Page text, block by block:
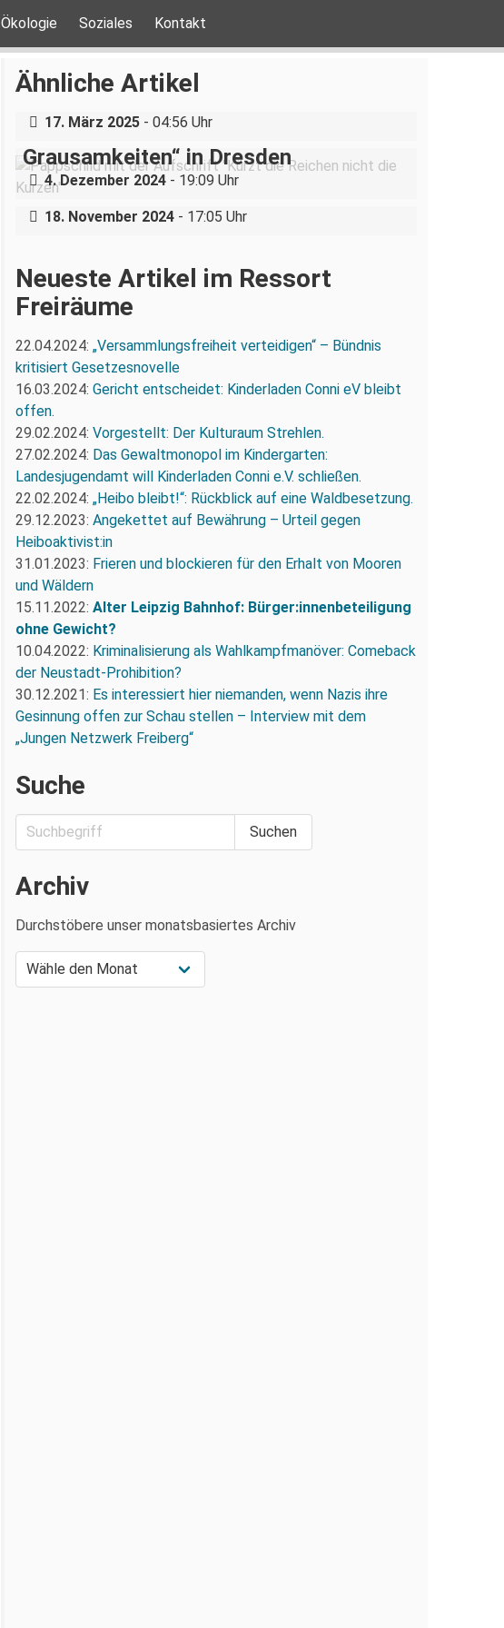
Ökologie Soziales Kontakt
Ähnliche Artikel
Über eine AfD-Rede zum
Holocaustgedenktag in Coswig bei
Dresden
17. März 2025- 04:56 Uhr
Demonstration gegen „Liste der
Grausamkeiten“ in Dresden
4. Dezember 2024- 19:09 Uhr
Nazigruppe sucht (und bekommt)
Stress in der Dresdner Neustadt
18. November 2024- 17:05 Uhr
Neueste Artikel im Ressort
Freiräume
22.04.2024: „Versammlungsfreiheit verteidigen“ – Bündnis
kritisiert Gesetzesnovelle
16.03.2024: Gericht entscheidet: Kinderladen Conni eV bleibt
offen.
29.02.2024: Vorgestellt: Der Kulturaum Strehlen.
27.02.2024: Das Gewaltmonopol im Kindergarten:
Landesjugendamt will Kinderladen Conni e.V. schließen.
22.02.2024: „Heibo bleibt!“: Rückblick auf eine Waldbesetzung.
29.12.2023: Angekettet auf Bewährung – Urteil gegen
Heiboaktivist:in
31.01.2023: Frieren und blockieren für den Erhalt von Mooren
und Wäldern
15.11.2022: Alter Leipzig Bahnhof: Bürger:innenbeteiligung
ohne Gewicht?
10.04.2022: Kriminalisierung als Wahlkampfmanöver: Comeback
der Neustadt-Prohibition?
30.12.2021: Es interessiert hier niemanden, wenn Nazis ihre
Gesinnung offen zur Schau stellen – Interview mit dem
„Jungen Netzwerk Freiberg“
Suche
Archiv
Durchstöbere unser monatsbasiertes Archiv